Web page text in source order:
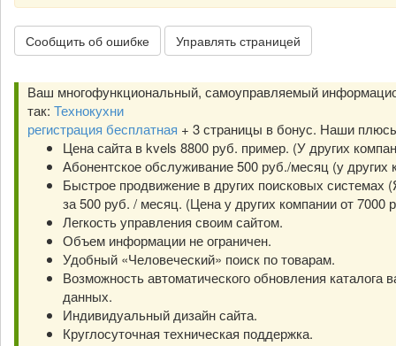
Сообщить об ошибке Управлять страницей
Ваш многофункциональный, самоуправляемый
так: Технокухни
регистрация бесплатная + 3 страницы в бонус. Наши
Цена сайта в kvels 8800 руб. пример. (У других
Абонентское обслуживание 500 руб./месяц (у других
Быстрое продвижение в других поисковых системах
за 500 руб. / месяц. (Цена у других компании от 7000
Легкость управления своим сайтом.
Объем информации не ограничен.
Удобный «Человеческий» поиск по товарам.
Возможность автоматического обновления каталога
данных.
Индивидуальный дизайн сайта.
Круглосуточная техническая поддержка.